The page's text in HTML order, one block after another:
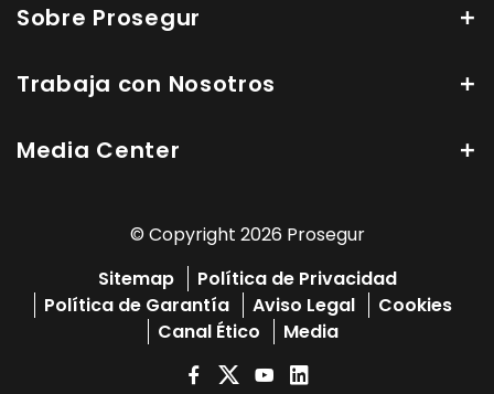
Sobre Prosegur
Trabaja con Nosotros
Media Center
© Copyright 2026 Prosegur
Sitemap
Política de Privacidad
Política de Garantía
Aviso Legal
Cookies
Canal Ético
Media